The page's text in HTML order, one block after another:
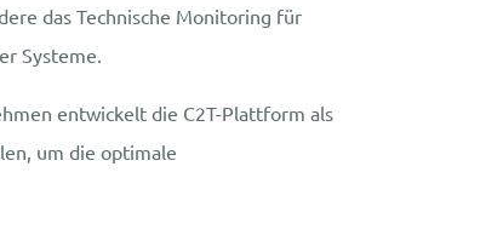
das Technische Monitoring für
Systeme.
entwickelt die C2T-Plattform als
um die optimale